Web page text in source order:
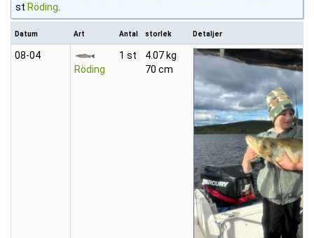
st Röding
Datum Art Antal storlek Detaljer
08‑04
Röding
1 st
4.07 kg
70 cm